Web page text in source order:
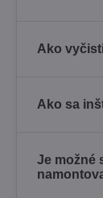
Ako
Ako sa
Je možné